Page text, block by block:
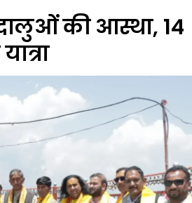
की आस्था, 14